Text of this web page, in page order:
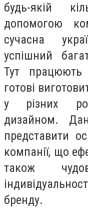
будь-якій
допомогою
сучасна
успішний
Тут працюють
готові
у різних
дизайном.
представити
компанії, що
також
бренду.